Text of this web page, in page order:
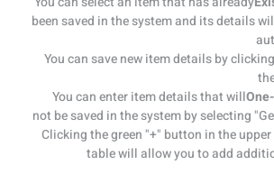
been saved in the system and its details
You can save new item details by clicking
You can enter item details that will
not be saved in the system by selecting
Clicking the green "+" button in the
table will allow you to add